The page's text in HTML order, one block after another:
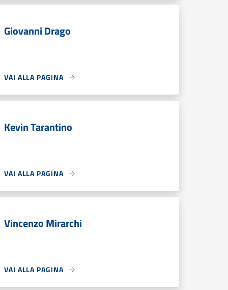
Giovanni Drago
VAI ALLA PAGINA
Kevin Tarantino
VAI ALLA PAGINA
Vincenzo Mirarchi
VAI ALLA PAGINA